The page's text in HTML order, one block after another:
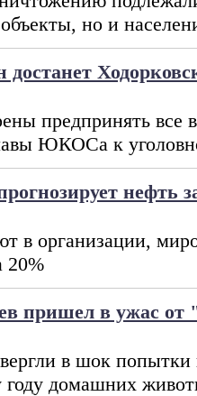
но и
предпринять
ЮКОСа к
нефть
в организации,
20%
пришел в ужас от
в шок попытки
году домашних